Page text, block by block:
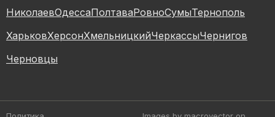
НиколаевОдессаПолтаваРовноСумыТернополь
ХарьковХерсонХмельницкийЧеркассыЧернигов
Черновцы